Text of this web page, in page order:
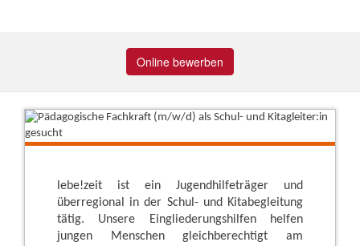
Online bewerben
lebe!zeit ist ein Jugendhilfeträger und
überregional in der Schul- und Kitabegleitung
tätig. Unsere Eingliederungshilfen helfen
jungen Menschen gleichberechtigt am